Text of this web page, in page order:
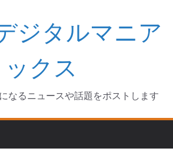
ジタルマニア
ックス
なるニュースや話題をポストします